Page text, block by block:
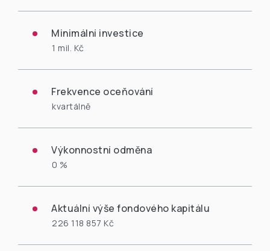
Minimální investice
1 mil. Kč
Frekvence oceňování
kvartálně
Výkonnostní odměna
0 %
Aktuální výše fondového kapitálu
226 118 857 Kč